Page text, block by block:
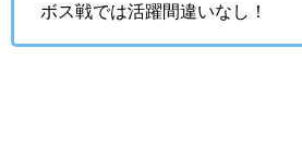
ボス戦では活躍間違いなし！